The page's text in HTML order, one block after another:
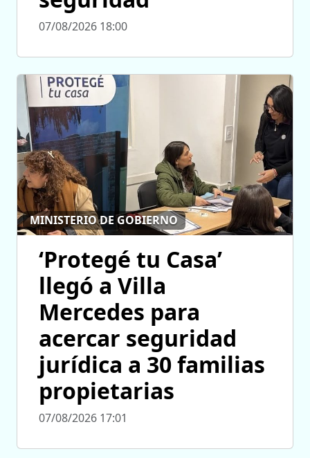
07/08/2026 18:00
MINISTERIO DE GOBIERNO
‘Protegé tu Casa’
llegó a Villa
Mercedes para
acercar seguridad
jurídica a 30 familias
propietarias
07/08/2026 17:01